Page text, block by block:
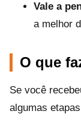
Vale a
a melhor
O que
Se você
algumas